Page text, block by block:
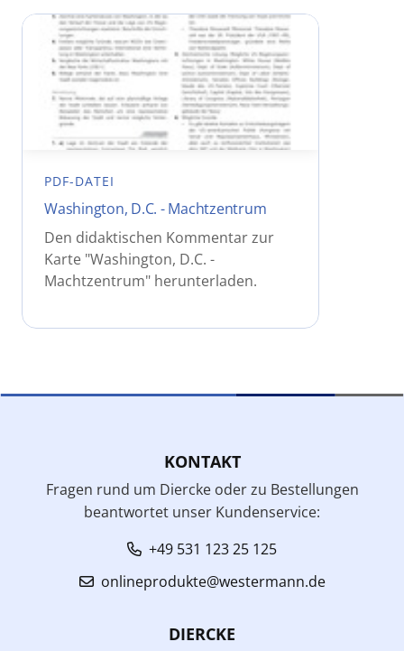
PDF-DATEI
Washington, D.C. - Machtzentrum
Den didaktischen Kommentar zur
Karte "Washington, D.C. -
Machtzentrum" herunterladen.
KONTAKT
Fragen rund um Diercke oder zu Bestellungen
beantwortet unser Kundenservice:
+49 531 123 25 125
onlineprodukte@westermann.de
DIERCKE